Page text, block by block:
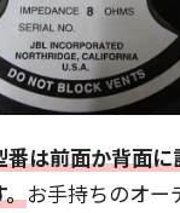
番は前面か背面に
。お手持ちのオー